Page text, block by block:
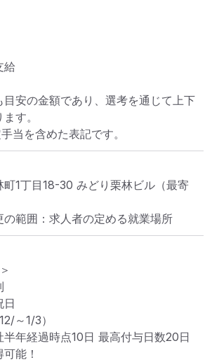
給
安の金額であり、選考を通じて上下
す。
当を含めた表記です。
町1丁目18-30 みどり栗林ビル （最寄
範囲：求人者の定める就業場所
～1/3）
年経過時点10日 最高付与日数20日
能！